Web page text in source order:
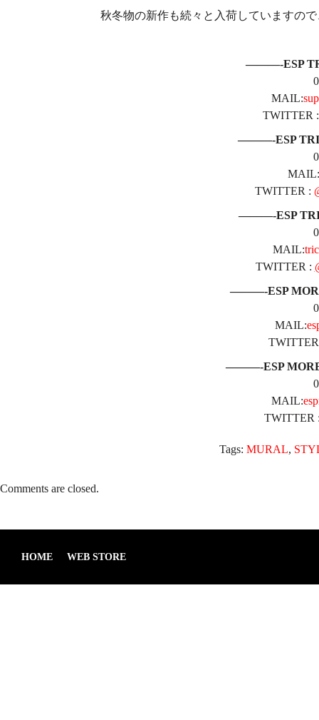
秋冬物の新作も続々と入荷していますの
———-ESP
MAIL:
TWITTER
———-ESP
MAIL:
TWITTER :
———-ESP
MAIL:
TWITTER :
———-ESP
MAIL:
———-ESP
MAIL:
TWITTER
Tags: MURAL,
Comments are closed.
HOME WEB STORE